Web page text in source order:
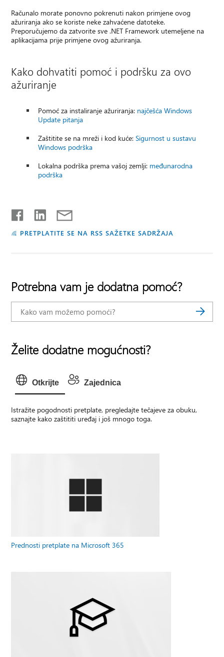
Računalo morate ponovno pokrenuti nakon primjene ovog
ažuriranja ako se koriste neke zahvaćene datoteke.
Preporučujemo da zatvorite sve .NET Framework utemeljene na
aplikacijama prije primjene ovog ažuriranja.
Kako dohvatiti pomoć i podršku za ovo
ažuriranje
Pomoć za instaliranje ažuriranja: najčešća Windows
Update pitanja
Zaštitite se na mreži i kod kuće:Sigurnost u sustavu
Windows podrška
Lokalna podrška prema vašoj zemlji: međunarodna
podrška
PRETPLATITE SE NA RSS SAŽETKE SADRŽAJA
Potrebna vam je dodatna pomoć?
Želite dodatne mogućnosti?
Otkrijte Zajednica
Istražite pogodnosti pretplate, pregledajte tečajeve za obuku,
saznajte kako zaštititi uređaj i još mnogo toga.
Prednosti pretplate na Microsoft 365